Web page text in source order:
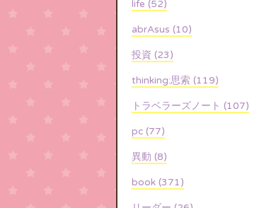
life (52)
abrAsus (10)
投資 (23)
thinking:思索 (119)
トラベラーズノート (107)
pc (77)
異動 (8)
book (371)